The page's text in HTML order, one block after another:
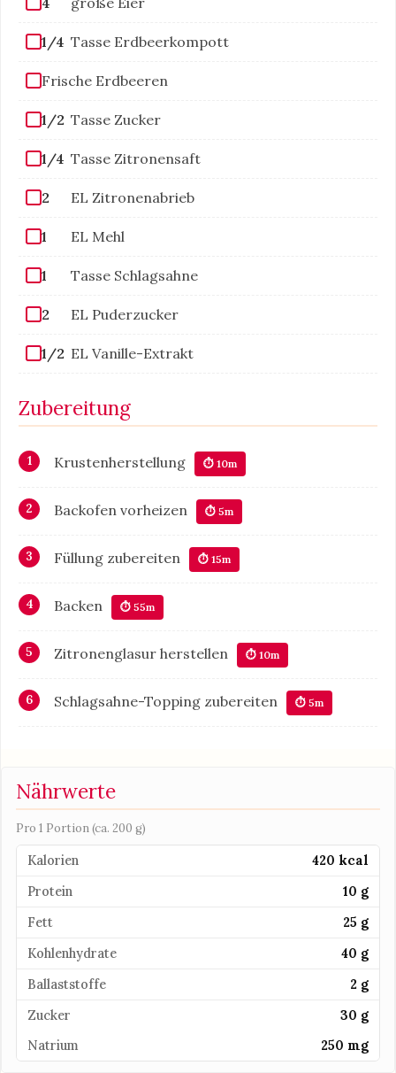
1/4 Tasse Erdbeerkompott
Frische Erdbeeren
1/2 Tasse Zucker
1/4 Tasse Zitronensaft
2 EL Zitronenabrieb
1 EL Mehl
1 Tasse Schlagsahne
2 EL Puderzucker
1/2 EL Vanille-Extrakt
Zubereitung
Krustenherstellung ⏱ 10m
Backofen vorheizen ⏱ 5m
Füllung zubereiten ⏱ 15m
Backen ⏱ 55m
Zitronenglasur herstellen ⏱ 10m
Schlagsahne-Topping zubereiten ⏱ 5m
Nährwerte
Pro 1 Portion (ca. 200 g)
Kalorien
420 kcal
Protein
10 g
Fett
25 g
Kohlenhydrate
40 g
Ballaststoffe
2 g
Zucker
30 g
Natrium
250 mg